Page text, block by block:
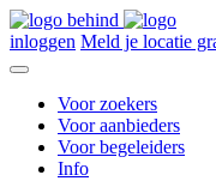
inloggen Meld je locatie
Voor zoekers
Voor aanbieders
Voor begeleiders
Info